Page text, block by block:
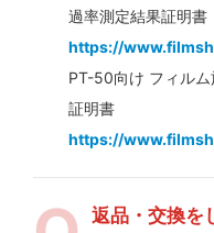
過率測定結果証明書
https://
PT-50向け フィル
証明書
https://
返品・交換を